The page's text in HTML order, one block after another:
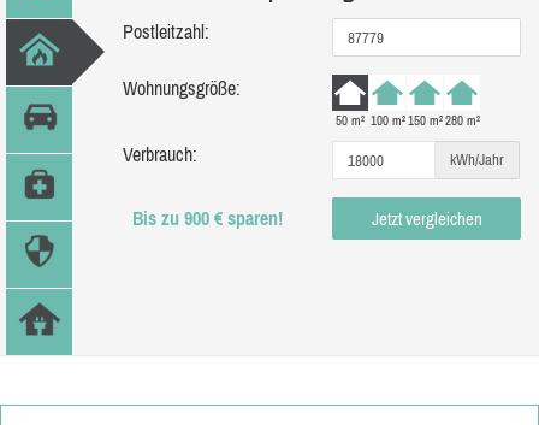
Postleitzahl:
Wohnungsgröße:
50 m² 100 m²150 m²280 m²
Verbrauch: kWh/Jahr
Bis zu 900 € sparen! Jetzt vergleichen